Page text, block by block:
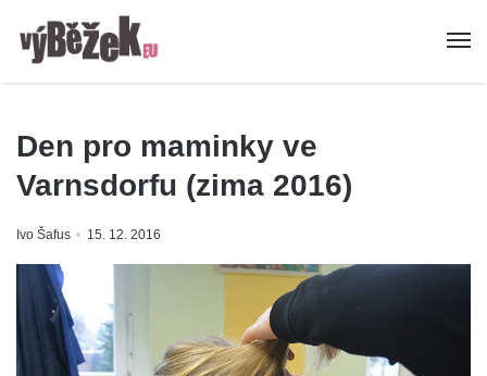
Den pro maminky ve
Varnsdorfu (zima 2016)
Ivo Šafus 15. 12. 2016